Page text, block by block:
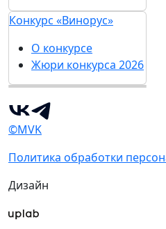
Конкурс «Винорус»
О конкурсе
Жюри конкурса 2026
©MVK
Политика обработки
Дизайн